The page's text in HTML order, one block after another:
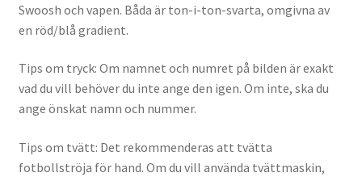
Swoosh och vapen. Båda är ton-i-ton-svarta, omgivna av
en röd/blå gradient.
Tips om tryck: Om namnet och numret på bilden är exakt
vad du vill behöver du inte ange den igen. Om inte, ska du
ange önskat namn och nummer.
Tips om tvätt: Det rekommenderas att tvätta
fotbollströja för hand. Om du vill använda tvättmaskin,